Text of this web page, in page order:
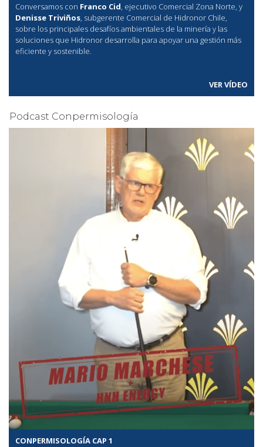
Conversamos con Franco Cid, ejecutivo Comercial Zona Norte, y
Denisse Triviños, subgerente Comercial de Hidronor Chile,
sobre los principales desafíos ambientales de la minería y las
soluciones que Hidronor desarrolla para apoyar una gestión más
eficiente y sostenible.
VER VÍDEO
Podcast Conpermisología
CONPERMISOLOGÍA CAP 1